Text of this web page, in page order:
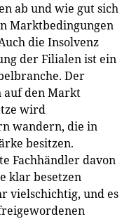
ab und wie gut sich
Marktbedingungen
die Insolvenz
der Filialen ist ein
Der
auf den Markt
wird
wandern, die in
besitzen.
Fachhändler davon
klar besetzen
vielschichtig, und es